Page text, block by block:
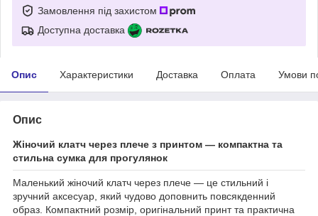
Замовлення під захистом
Доступна доставка
Опис Характеристики Доставка Оплата Умови
Опис
Жіночий клатч через плече з принтом — компактна та
стильна сумка для прогулянок
Маленький жіночий клатч через плече — це стильний і
зручний аксесуар, який чудово доповнить повсякденний
образ. Компактний розмір, оригінальний принт та практична